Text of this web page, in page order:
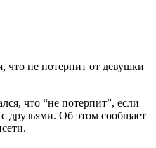
что “не потерпит”, если
друзьями. Об этом сообщает